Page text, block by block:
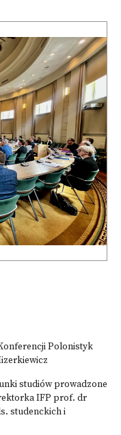
Polonistyk
studiów prowadzone
IFP prof. dr
studenckich i